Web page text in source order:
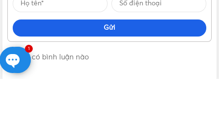
Gửi
Không có bình luận nào
1